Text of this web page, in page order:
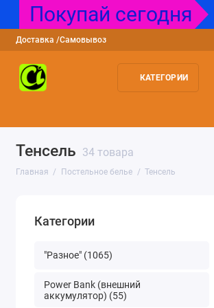
Покупай сегодня
Доставка /Самовывоз
КАТЕГОРИИ
Тенсель 34 товара
Главная Постельное белье Тенсель
Категории
"Разное" (1065)
Power Bank (внешний
аккумулятор) (55)